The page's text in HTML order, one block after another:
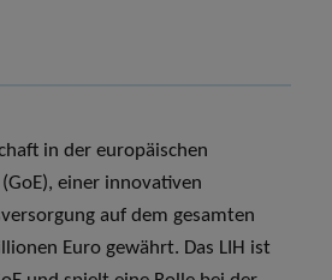
in der europäischen
einer innovativen
auf dem gesamten
Euro gewährt. Das LIH ist